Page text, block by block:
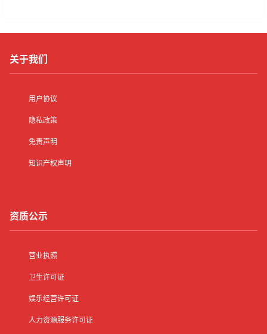
关于我们
用户协议
隐私政策
免责声明
知识产权声明
资质公示
营业执照
卫生许可证
娱乐经营许可证
人力资源服务许可证